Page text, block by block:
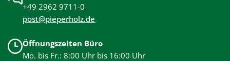
+49 2962 9711-0
post@pieperholz.de
Öffnungszeiten Büro
Mo. bis Fr.: 8:00 Uhr bis 16:00 Uhr